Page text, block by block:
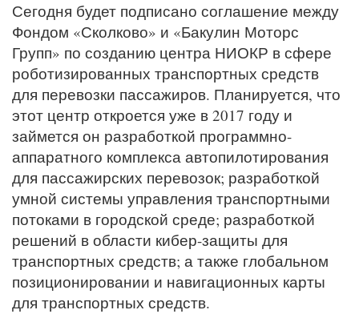
Сегодня будет подписано соглашение между
Фондом «Сколково» и «Бакулин Моторс
Групп» по созданию центра НИОКР в сфере
роботизированных транспортных средств
для перевозки пассажиров. Планируется, что
этот центр откроется уже в 2017 году и
займется он разработкой программно-
аппаратного комплекса автопилотирования
для пассажирских перевозок; разработкой
умной системы управления транспортными
потоками в городской среде; разработкой
решений в области кибер-защиты для
транспортных средств; а также глобальном
позиционировании и навигационных карты
для транспортных средств.